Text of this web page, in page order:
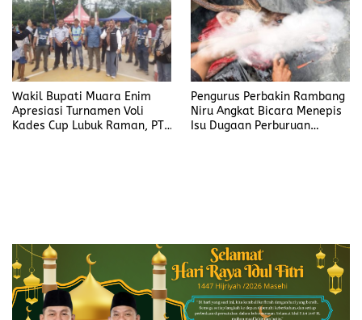
Wakil Bupati Muara Enim
Apresiasi Turnamen Voli
Kades Cup Lubuk Raman, PT.
Pengurus Perbakin Rambang
Niru Angkat Bicara Menepis
Isu Dugaan Perburuan